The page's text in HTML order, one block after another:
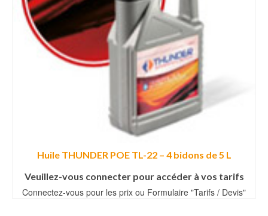
Huile THUNDER POE TL-22 – 4 bidons de 5 L
Veuillez-vous connecter pour accéder à vos tarifs
Connectez-vous pour les prix ou Formulaire "Tarifs / Devis"